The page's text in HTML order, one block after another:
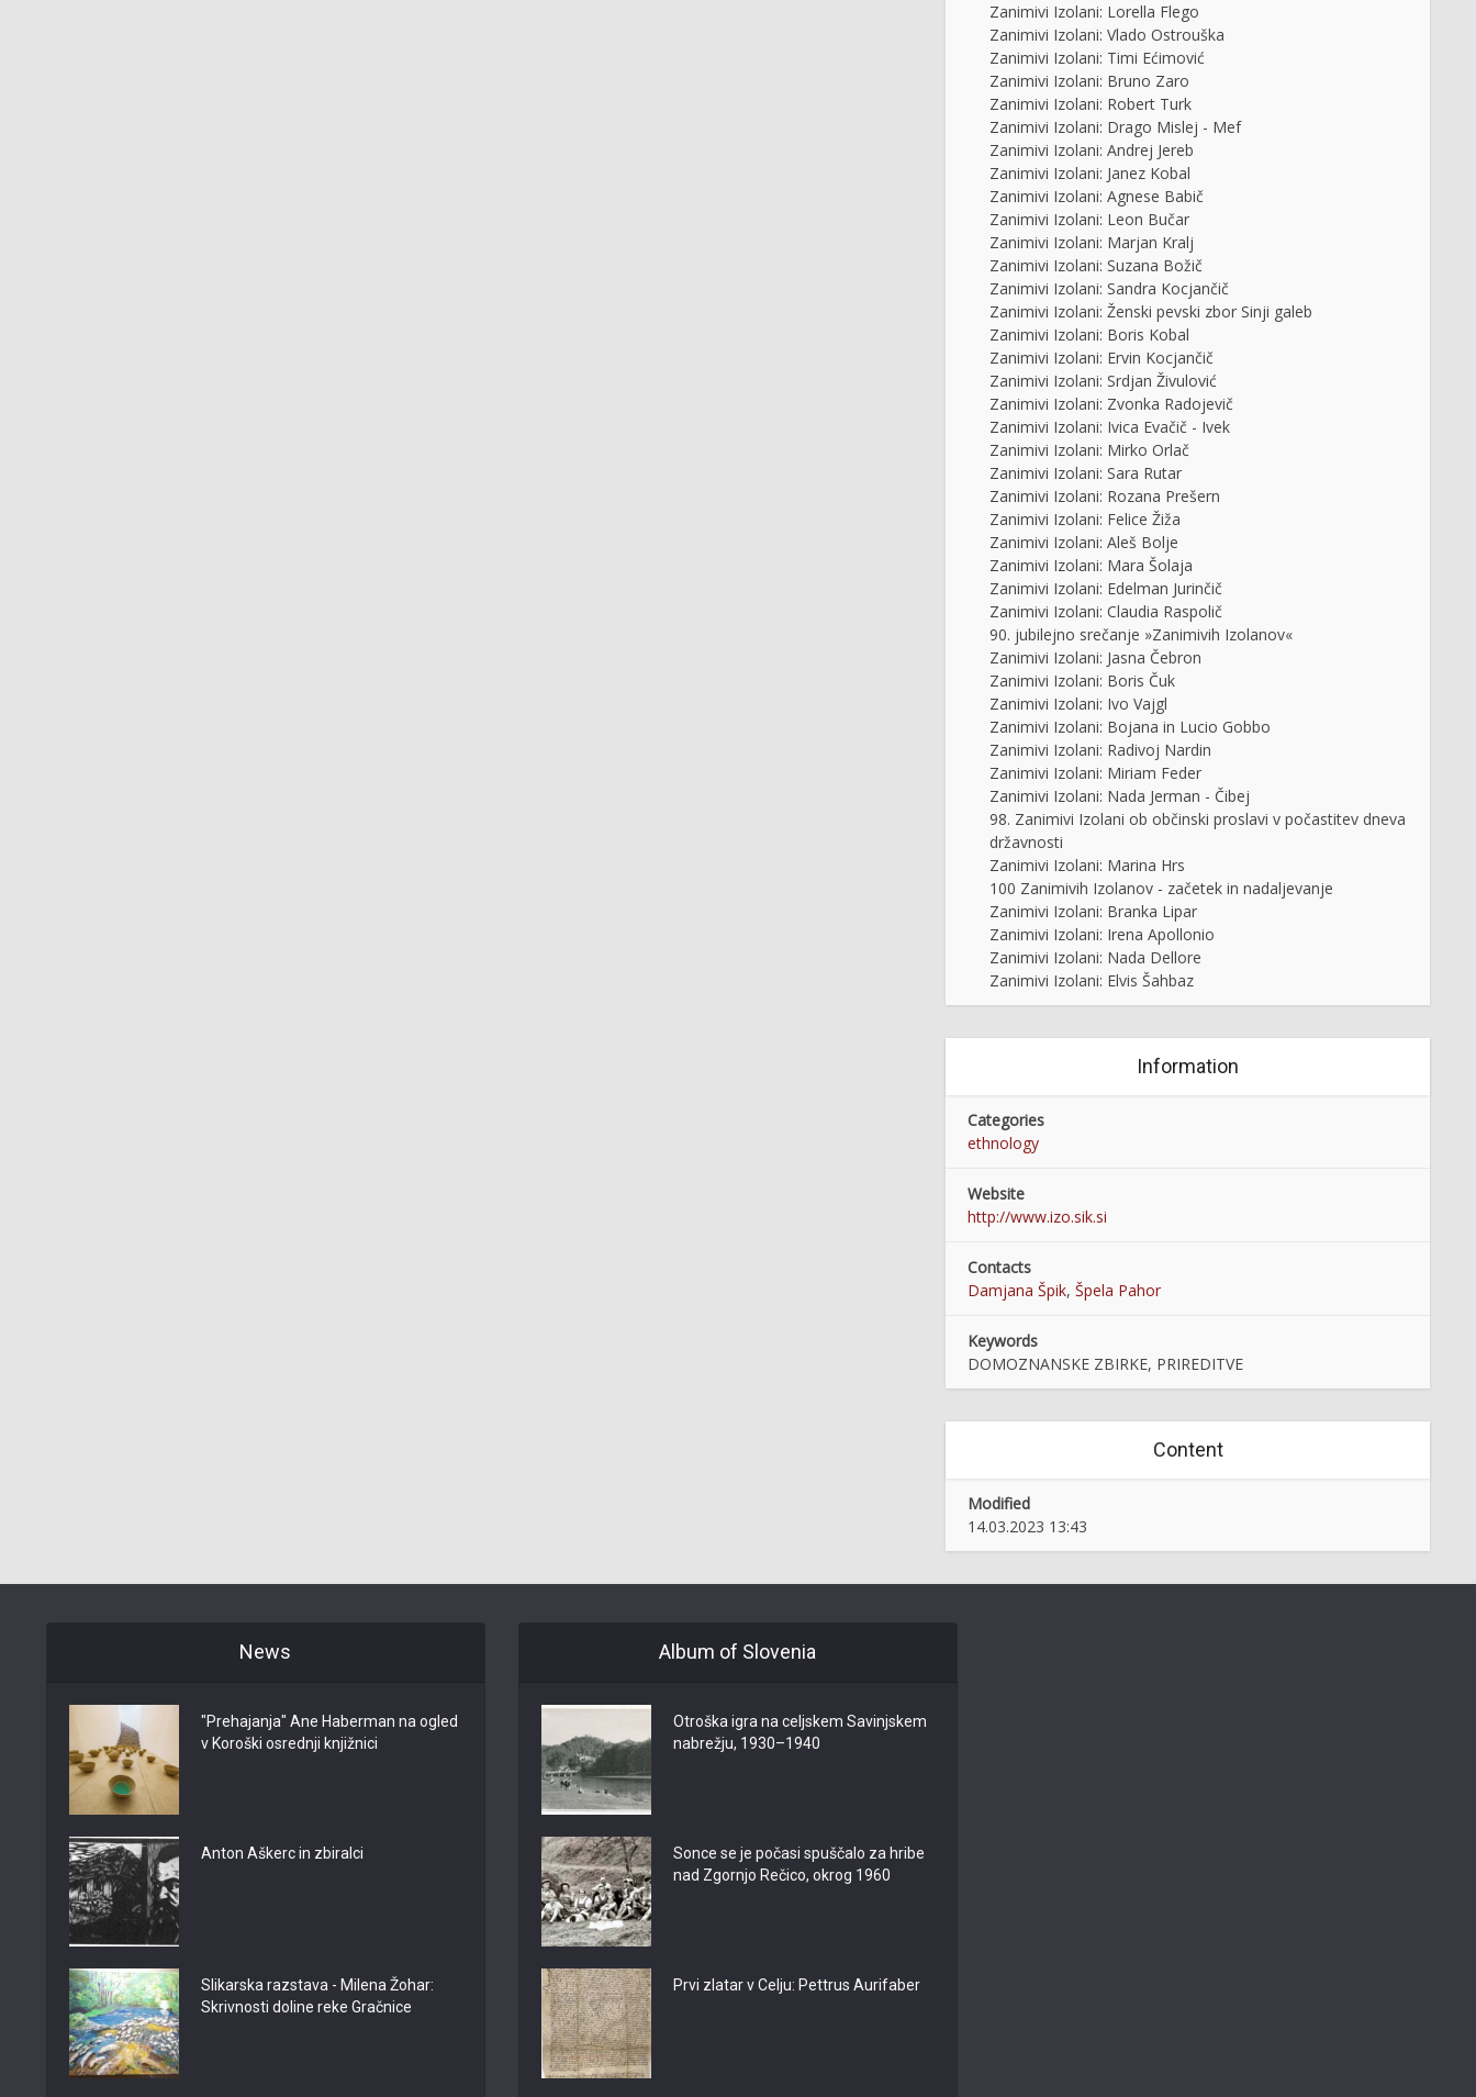
Zanimivi Izolani: Lorella Flego
Zanimivi Izolani: Vlado Ostrouška
Zanimivi Izolani: Timi Ećimović
Zanimivi Izolani: Bruno Zaro
Zanimivi Izolani: Robert Turk
Zanimivi Izolani: Drago Mislej - Mef
Zanimivi Izolani: Andrej Jereb
Zanimivi Izolani: Janez Kobal
Zanimivi Izolani: Agnese Babič
Zanimivi Izolani: Leon Bučar
Zanimivi Izolani: Marjan Kralj
Zanimivi Izolani: Suzana Božič
Zanimivi Izolani: Sandra Kocjančič
Zanimivi Izolani: Ženski pevski zbor Sinji galeb
Zanimivi Izolani: Boris Kobal
Zanimivi Izolani: Ervin Kocjančič
Zanimivi Izolani: Srdjan Živulović
Zanimivi Izolani: Zvonka Radojevič
Zanimivi Izolani: Ivica Evačič - Ivek
Zanimivi Izolani: Mirko Orlač
Zanimivi Izolani: Sara Rutar
Zanimivi Izolani: Rozana Prešern
Zanimivi Izolani: Felice Žiža
Zanimivi Izolani: Aleš Bolje
Zanimivi Izolani: Mara Šolaja
Zanimivi Izolani: Edelman Jurinčič
Zanimivi Izolani: Claudia Raspolič
90. jubilejno srečanje »Zanimivih Izolanov«
Zanimivi Izolani: Jasna Čebron
Zanimivi Izolani: Boris Čuk
Zanimivi Izolani: Ivo Vajgl
Zanimivi Izolani: Bojana in Lucio Gobbo
Zanimivi Izolani: Radivoj Nardin
Zanimivi Izolani: Miriam Feder
Zanimivi Izolani: Nada Jerman - Čibej
98. Zanimivi Izolani ob občinski proslavi v počastitev dneva
državnosti
Zanimivi Izolani: Marina Hrs
100 Zanimivih Izolanov - začetek in nadaljevanje
Zanimivi Izolani: Branka Lipar
Zanimivi Izolani: Irena Apollonio
Zanimivi Izolani: Nada Dellore
Zanimivi Izolani: Elvis Šahbaz
Information
Categories
ethnology
Website
http://www.izo.sik.si
Contacts
Damjana Špik, Špela Pahor
Keywords
DOMOZNANSKE ZBIRKE, PRIREDITVE
Content
Modified
14.03.2023 13:43
News
"Prehajanja" Ane Haberman na ogled
v Koroški osrednji knjižnici
Anton Aškerc in zbiralci
Slikarska razstava - Milena Žohar:
Skrivnosti doline reke Gračnice
Album of Slovenia
Otroška igra na celjskem Savinjskem
nabrežju, 1930–1940
Sonce se je počasi spuščalo za hribe
nad Zgornjo Rečico, okrog 1960
Prvi zlatar v Celju: Pettrus Aurifaber